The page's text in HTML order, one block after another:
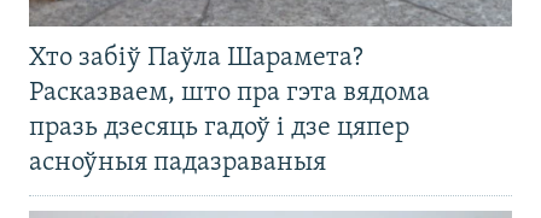
Хто забіў Паўла Шарамета?
Расказваем, што пра гэта вядома
празь дзесяць гадоў і дзе цяпер
асноўныя падазраваныя